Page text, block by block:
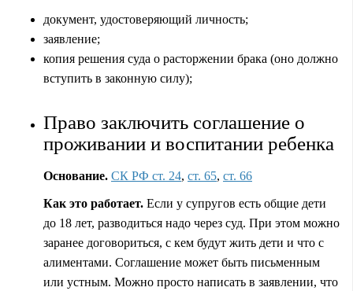
документ, удостоверяющий личность;
заявление;
копия решения суда о расторжении брака (оно должно
вступить в законную силу);
Право заключить соглашение о
проживании и воспитании ребенка
Основание. СК РФ ст. 24, ст. 65, ст. 66
Как это работает. Если у супругов есть общие дети
до 18 лет, разводиться надо через суд. При этом можно
заранее договориться, с кем будут жить дети и что с
алиментами. Соглашение может быть письменным
или устным. Можно просто написать в заявлении, что